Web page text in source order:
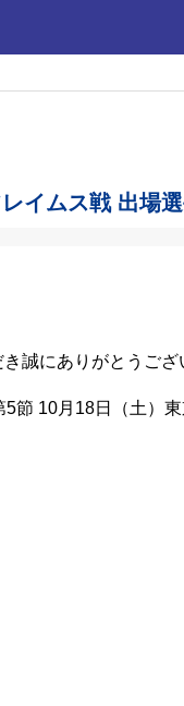
イムス戦 出場
誠にありがとうござ
5節 10月18日（土）